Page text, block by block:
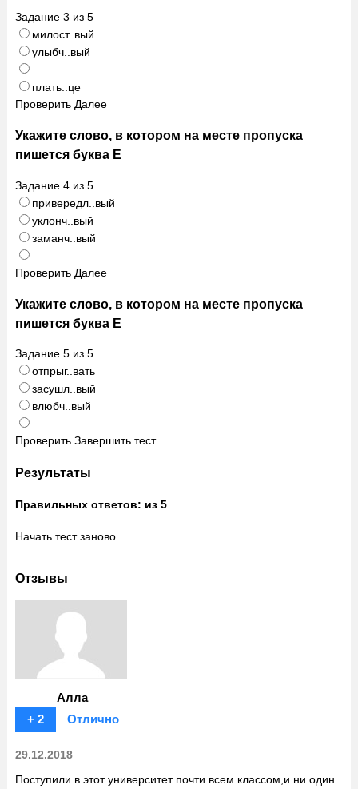
Задание 3 из 5
милост..вый
улыбч..вый
плать..це
Проверить Далее
Укажите слово, в котором на месте пропуска
пишется буква Е
Задание 4из 5
привередл..вый
уклонч..вый
заманч..вый
Проверить Далее
Укажите слово, в котором на месте пропуска
пишется буква Е
Задание 5из 5
отпрыг..вать
засушл..вый
влюбч..вый
Проверить Завершить тест
Результаты
Правильных ответов: из 5
Начать тест заново
Отзывы
Алла
+ 2
Отлично
29.12.2018
Поступили в этот университет почти всем классом,и ни один